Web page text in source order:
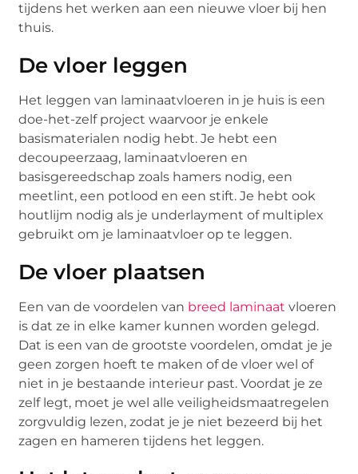
tijdens het werken aan een nieuwe vloer bij hen
thuis.
De vloer leggen
Het leggen van laminaatvloeren in je huis is een
doe-het-zelf project waarvoor je enkele
basismaterialen nodig hebt. Je hebt een
decoupeerzaag, laminaatvloeren en
basisgereedschap zoals hamers nodig, een
meetlint, een potlood en een stift. Je hebt ook
houtlijm nodig als je underlayment of multiplex
gebruikt om je laminaatvloer op te leggen.
De vloer plaatsen
Een van de voordelen van breed laminaat vloeren
is dat ze in elke kamer kunnen worden gelegd.
Dat is een van de grootste voordelen, omdat je je
geen zorgen hoeft te maken of de vloer wel of
niet in je bestaande interieur past. Voordat je ze
zelf legt, moet je wel alle veiligheidsmaatregelen
zorgvuldig lezen, zodat je je niet bezeerd bij het
zagen en hameren tijdens het leggen.